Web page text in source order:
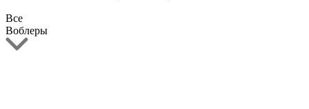
Все
Воблеры